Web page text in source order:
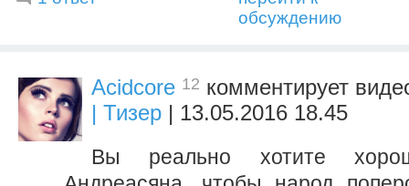
обсуждению
Acidcore 12 комментирует
| Тизер | 13.05.2016 18.45
Вы реально хотите